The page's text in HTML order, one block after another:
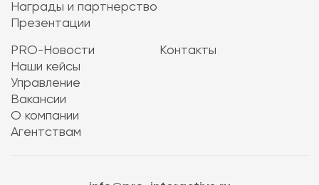
Награды и партнерство
Презентации
PRO-Новости
Наши кейсы
Управление
Вакансии
О компании
Агентствам
Контакты